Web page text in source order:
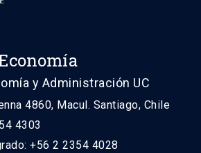
y Administración UC
4860, Macul. Santiago, Chile
4303
+56 2 2354 4028